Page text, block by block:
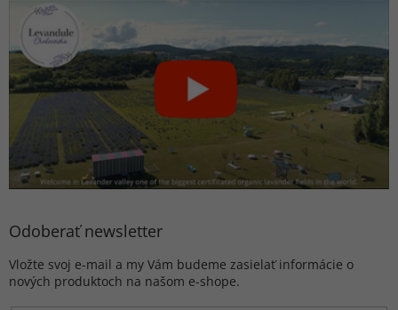
Odoberať newsletter
Vložte svoj e-mail a my Vám budeme zasielať informácie o
nových produktoch na našom e-shope.